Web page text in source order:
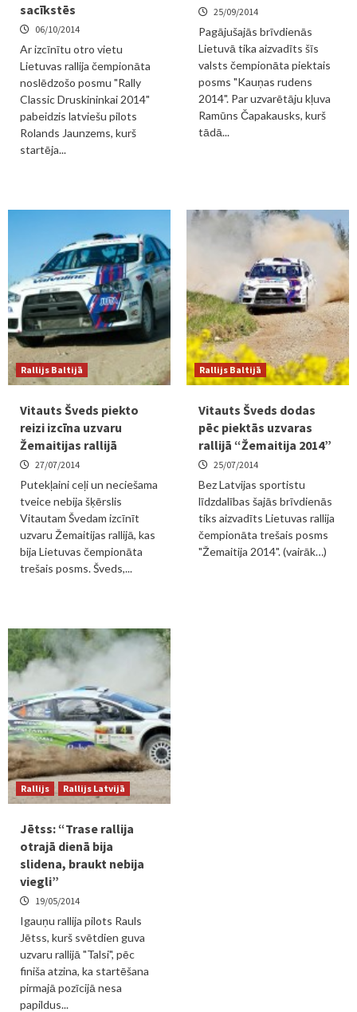
sacīkstēs
06/10/2014
Ar izcīnītu otro vietu
Lietuvas rallija čempionāta
noslēdzošo posmu "Rally
Classic Druskininkai 2014"
pabeidzis latviešu pilots
Rolands Jaunzems, kurš
startēja...
25/09/2014
Pagājušajās brīvdienās
Lietuvā tika aizvadīts šīs
valsts čempionāta piektais
posms "Kauņas rudens
2014". Par uzvarētāju kļuva
Ramūns Čapakausks, kurš
tādā...
Rallijs Baltijā
Vitauts Šveds piekto
reizi izcīna uzvaru
Žemaitijas rallijā
27/07/2014
Putekļaini ceļi un neciešama
tveice nebija šķērslis
Vitautam Švedam izcīnīt
uzvaru Žemaitijas rallijā, kas
bija Lietuvas čempionāta
trešais posms. Šveds,...
Rallijs Baltijā
Vitauts Šveds dodas
pēc piektās uzvaras
rallijā “Žemaitija 2014”
25/07/2014
Bez Latvijas sportistu
līdzdalības šajās brīvdienās
tiks aizvadīts Lietuvas rallija
čempionāta trešais posms
"Žemaitija 2014". (vairāk…)
Rallijs Rallijs Latvijā
Jētss: “Trase rallija
otrajā dienā bija
slidena, braukt nebija
viegli”
19/05/2014
Igauņu rallija pilots Rauls
Jētss, kurš svētdien guva
uzvaru rallijā "Talsi", pēc
finiša atzina, ka startēšana
pirmajā pozīcijā nesa
papildus...